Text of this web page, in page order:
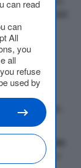
valori aziendali
la
dedicate a
di
del D.Lgs.
Opportunità:
di genere e
can read
can
All
you
all
refuse
used by
the
their
on this
on other
same
can